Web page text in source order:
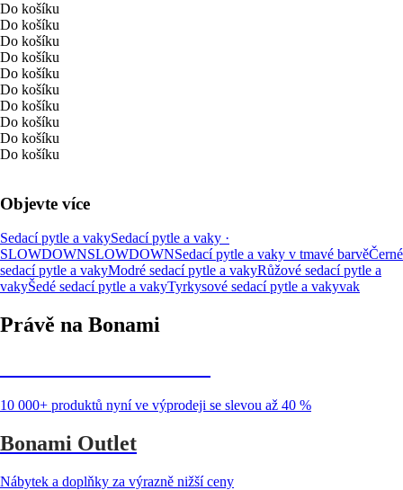
Do košíku
Do košíku
Do košíku
Do košíku
Do košíku
Do košíku
Do košíku
Do košíku
Do košíku
Do košíku
Objevte více
Sedací pytle a vakySedací pytle a vaky ·
SLOWDOWNSLOWDOWNSedací pytle a vaky v tmavé barvěČerné
sedací pytle a vakyModré sedací pytle a vakyRůžové sedací pytle a
vakyŠedé sedací pytle a vakyTyrkysové sedací pytle a vakyvak
Právě na Bonami
10 000+ produktů nyní ve výprodeji se slevou až 40 %
Bonami Outlet
Nábytek a doplňky za výrazně nižší ceny